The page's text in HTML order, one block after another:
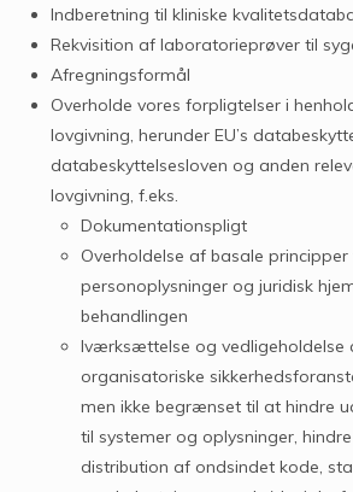
Indberetning til kliniske
Rekvisition af laboratorieprøver til
Afregningsformål
Overholde vores forpligtelser i
lovgivning, herunder EU’s
databeskyttelsesloven og anden
lovgivning, f.eks.
Dokumentationspligt
Overholdelse af basale
personoplysninger og juridisk
behandlingen
Iværksættelse og vedligeholdelse
organisatoriske
men ikke begrænset til at hindre
til systemer og oplysninger,
distribution af ondsindet kode,